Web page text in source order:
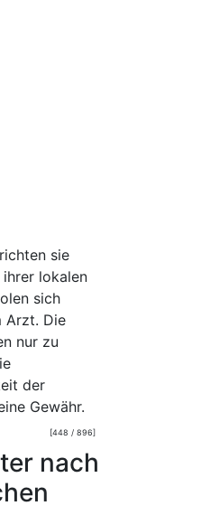
sie
ihrer lokalen
sich
Arzt. Die
nur zu
der
Gewähr.
[448 / 896]
nach